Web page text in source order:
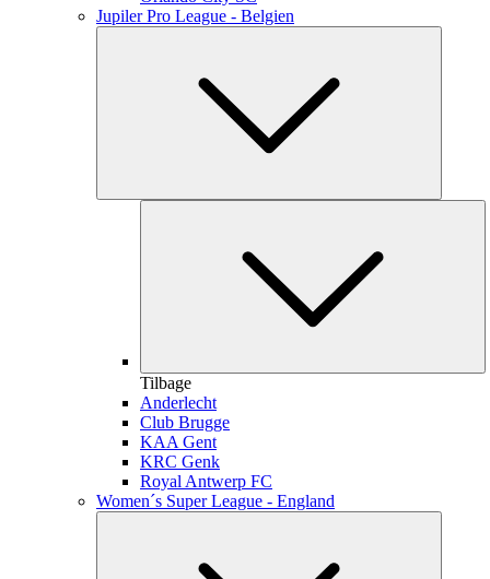
Jupiler Pro League - Belgien
Tilbage
Anderlecht
Club Brugge
KAA Gent
KRC Genk
Royal Antwerp FC
Women´s Super League - England